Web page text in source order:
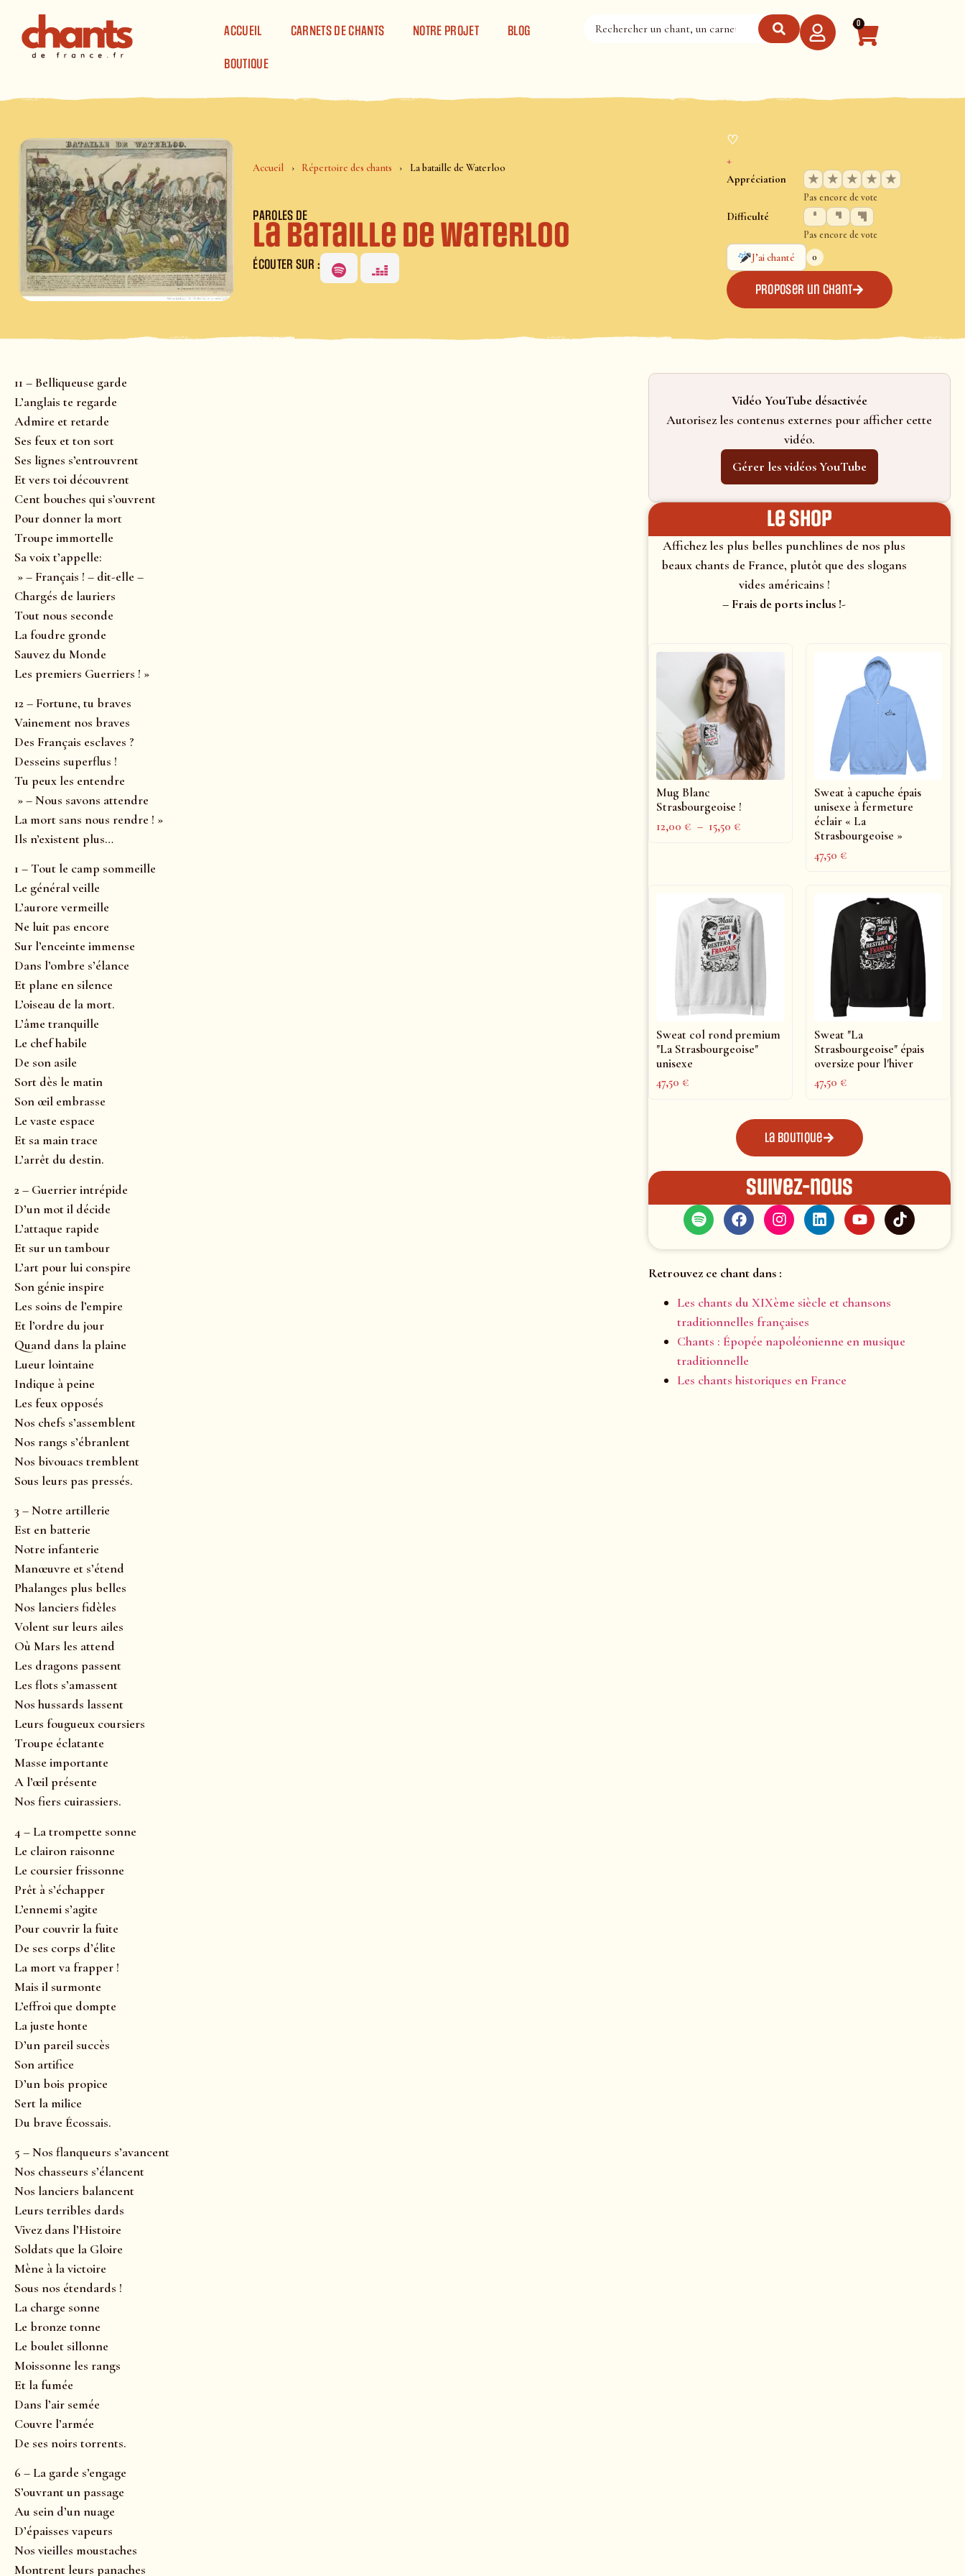
ACCUEIL
CARNETS DE CHANTS NOTRE PROJET BLOG
BOUTIQUE
0
Accueil Répertoire des chants La bataille de Waterloo
PAROLES DE
La bataille de Waterloo
ÉCOUTER SUR :
♡
+
Appréciation ★ ★ ★ ★ ★
Pas encore de vote
Difficulté
Pas encore de vote
J’ai chanté
0
Proposer un chant
11 – Belliqueuse garde
L’anglais te regarde
Admire et retarde
Ses feux et ton sort
Ses lignes s’entrouvrent
Et vers toi découvrent
Cent bouches qui s’ouvrent
Pour donner la mort
Troupe immortelle
Sa voix t’appelle:
» – Français ! – dit-elle –
Chargés de lauriers
Tout nous seconde
La foudre gronde
Sauvez du Monde
Les premiers Guerriers ! »
12 – Fortune, tu braves
Vainement nos braves
Des Français esclaves ?
Desseins superflus !
Tu peux les entendre
» – Nous savons attendre
La mort sans nous rendre ! »
Ils n’existent plus…
1 – Tout le camp sommeille
Le général veille
L’aurore vermeille
Ne luit pas encore
Sur l’enceinte immense
Dans l’ombre s’élance
Et plane en silence
L’oiseau de la mort.
L’âme tranquille
Le chef habile
De son asile
Sort dès le matin
Son œil embrasse
Le vaste espace
Et sa main trace
L’arrêt du destin.
2 – Guerrier intrépide
D’un mot il décide
L’attaque rapide
Et sur un tambour
L’art pour lui conspire
Son génie inspire
Les soins de l’empire
Et l’ordre du jour
Quand dans la plaine
Lueur lointaine
Indique à peine
Les feux opposés
Nos chefs s’assemblent
Nos rangs s’ébranlent
Nos bivouacs tremblent
Sous leurs pas pressés.
3 – Notre artillerie
Est en batterie
Notre infanterie
Manœuvre et s’étend
Phalanges plus belles
Nos lanciers fidèles
Volent sur leurs ailes
Où Mars les attend
Les dragons passent
Les flots s’amassent
Nos hussards lassent
Leurs fougueux coursiers
Troupe éclatante
Masse importante
A l’œil présente
Nos fiers cuirassiers.
4 – La trompette sonne
Le clairon raisonne
Le coursier frissonne
Prêt à s’échapper
L’ennemi s’agite
Pour couvrir la fuite
De ses corps d’élite
La mort va frapper !
Mais il surmonte
L’effroi que dompte
La juste honte
D’un pareil succès
Son artifice
D’un bois propice
Sert la milice
Du brave Écossais.
5 – Nos flanqueurs s’avancent
Nos chasseurs s’élancent
Nos lanciers balancent
Leurs terribles dards
Vivez dans l’Histoire
Soldats que la Gloire
Mène à la victoire
Sous nos étendards !
La charge sonne
Le bronze tonne
Le boulet sillonne
Moissonne les rangs
Et la fumée
Dans l’air semée
Couvre l’armée
De ses noirs torrents.
6 – La garde s’engage
S’ouvrant un passage
Au sein d’un nuage
D’épaisses vapeurs
Nos vieilles moustaches
Montrent leurs panaches
Vidéo YouTube désactivée
Autorisez les contenus externes pour afficher cette
vidéo.
Gérer les vidéos YouTube
le shop
Affichez les plus belles punchlines de nos plus
beaux chants de France, plutôt que des slogans
vides américains !
– Frais de ports inclus !-
Mug Blanc
Strasbourgeoise !
12,00€ – 15,50€
Sweat à capuche épais
unisexe à fermeture
éclair « La
Strasbourgeoise »
47,50€
Sweat col rond premium
"La Strasbourgeoise"
unisexe
47,50€
Sweat "La
Strasbourgeoise" épais
oversize pour l'hiver
47,50€
La boutique
Suivez-nous
Retrouvez ce chant dans :
Les chants du XIXème siècle et chansons
traditionnelles françaises
Chants : Épopée napoléonienne en musique
traditionnelle
Les chants historiques en France